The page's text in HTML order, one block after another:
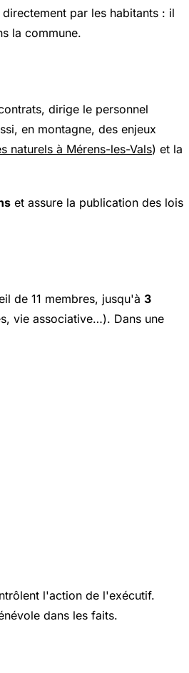
par les habitants : il
la commune.
dirige le personnel
en montagne, des enjeux
naturels à Mérens-les-Vals) et la
et assure la publication des lois
de 11 membres, jusqu'à 3
vie associative…). Dans une
l'action de l'exécutif.
dans les faits.